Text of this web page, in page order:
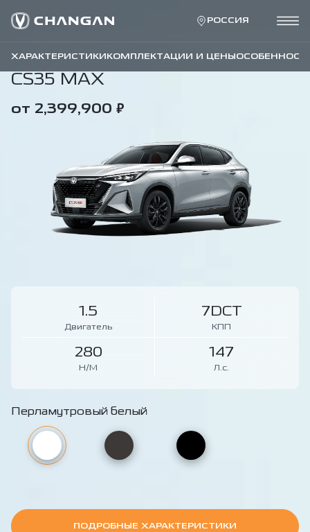
РОССИЯ
ХАРАКТЕРИСТИКИКОМПЛЕКТАЦИИ И ЦЕНЫ
CS35 MAX
от 2,399,900 ₽
1.5
Двигатель
7DCT
КПП
280
Н/М
147
Л.с.
Перламутровый белый
ПОДРОБНЫЕ ХАРАКТЕРИСТИКИ